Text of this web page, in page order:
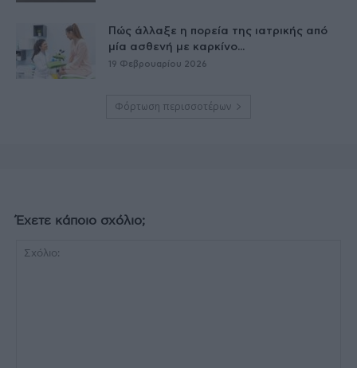
Πώς άλλαξε η πορεία της ιατρικής από
μία ασθενή με καρκίνο...
19 Φεβρουαρίου 2026
Φόρτωση περισσοτέρων
Έχετε κάποιο σχόλιο;